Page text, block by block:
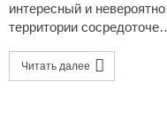
интересный и
территории
Читать далее